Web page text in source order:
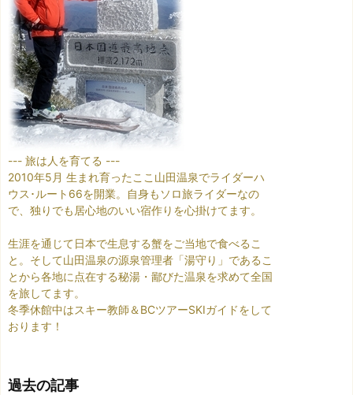
--- 旅は人を育てる ---
2010年5月 生まれ育ったここ山田温泉でライダーハ
ウス･ルート66を開業。自身もソロ旅ライダーなの
で、独りでも居心地のいい宿作りを心掛けてます。
生涯を通じて日本で生息する蟹をご当地で食べるこ
と。そして山田温泉の源泉管理者「湯守り」であるこ
とから各地に点在する秘湯・鄙びた温泉を求めて全国
を旅してます。
冬季休館中はスキー教師＆BCツアーSKIガイドをして
おります！
過去の記事